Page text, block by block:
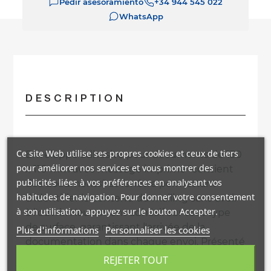
WhatsApp
DESCRIPTION
Enveloppe adhésive pour documents de 130
x 110 mm avec message imprimé "contient
des documents" et fenêtre permettant
d'identifier le contenu du mailing sans avoir
à l'ouvrir. Hautement adhésif sur tout type
de surface, garantissant l'arrivée de la
en boîtes de 1.000 unités.
Ce site Web utilise ses propres cookies et ceux de tiers
pour améliorer nos services et vous montrer des
publicités liées à vos préférences en analysant vos
habitudes de navigation. Pour donner votre consentement
à son utilisation, appuyez sur le bouton Accepter.
Plus d'informations Personnaliser les cookies
REJETER TOUT